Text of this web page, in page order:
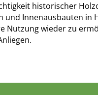
historischer
und Innenausbauten in
Nutzung wieder zu